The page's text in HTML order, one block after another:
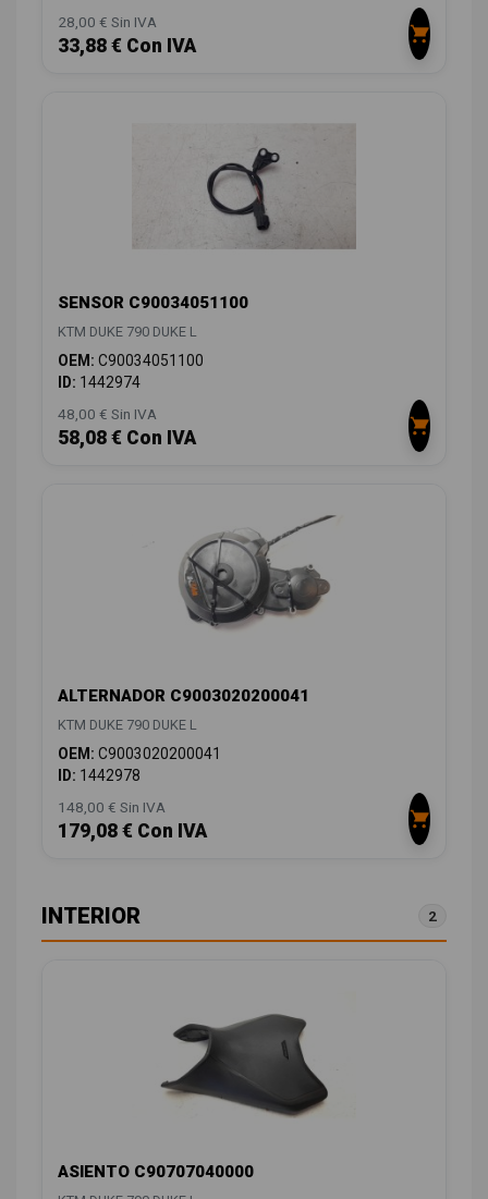
28,00 € Sin IVA
33,88 € Con IVA
SENSOR C90034051100
KTM DUKE 790 DUKE L
OEM: C90034051100
ID: 1442974
48,00 € Sin IVA
58,08 € Con IVA
ALTERNADOR C9003020200041
KTM DUKE 790 DUKE L
OEM: C9003020200041
ID: 1442978
148,00 € Sin IVA
179,08 € Con IVA
INTERIOR 2
ASIENTO C90707040000